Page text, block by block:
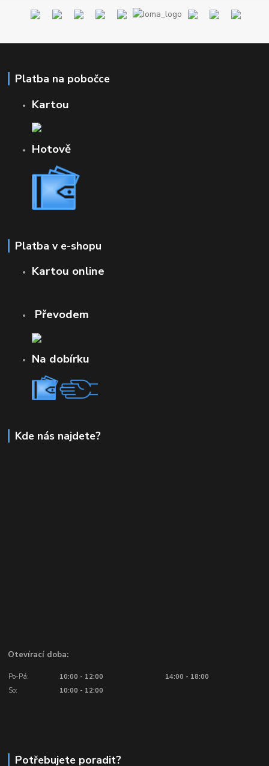
Platba na pobočce
Kartou
Hotově
Platba v e-shopu
Kartou online
Převodem
Na dobírku
Kde nás najdete?
Otevírací doba:
Po-Pá: 10:00 - 12:00
14:00 - 18:00
So:
10:00 - 12:00
Potřebujete poradit?